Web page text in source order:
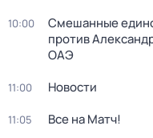
10:00
Смешанные
против
ОАЭ
11:00 Новости
11:05 Все на Матч!